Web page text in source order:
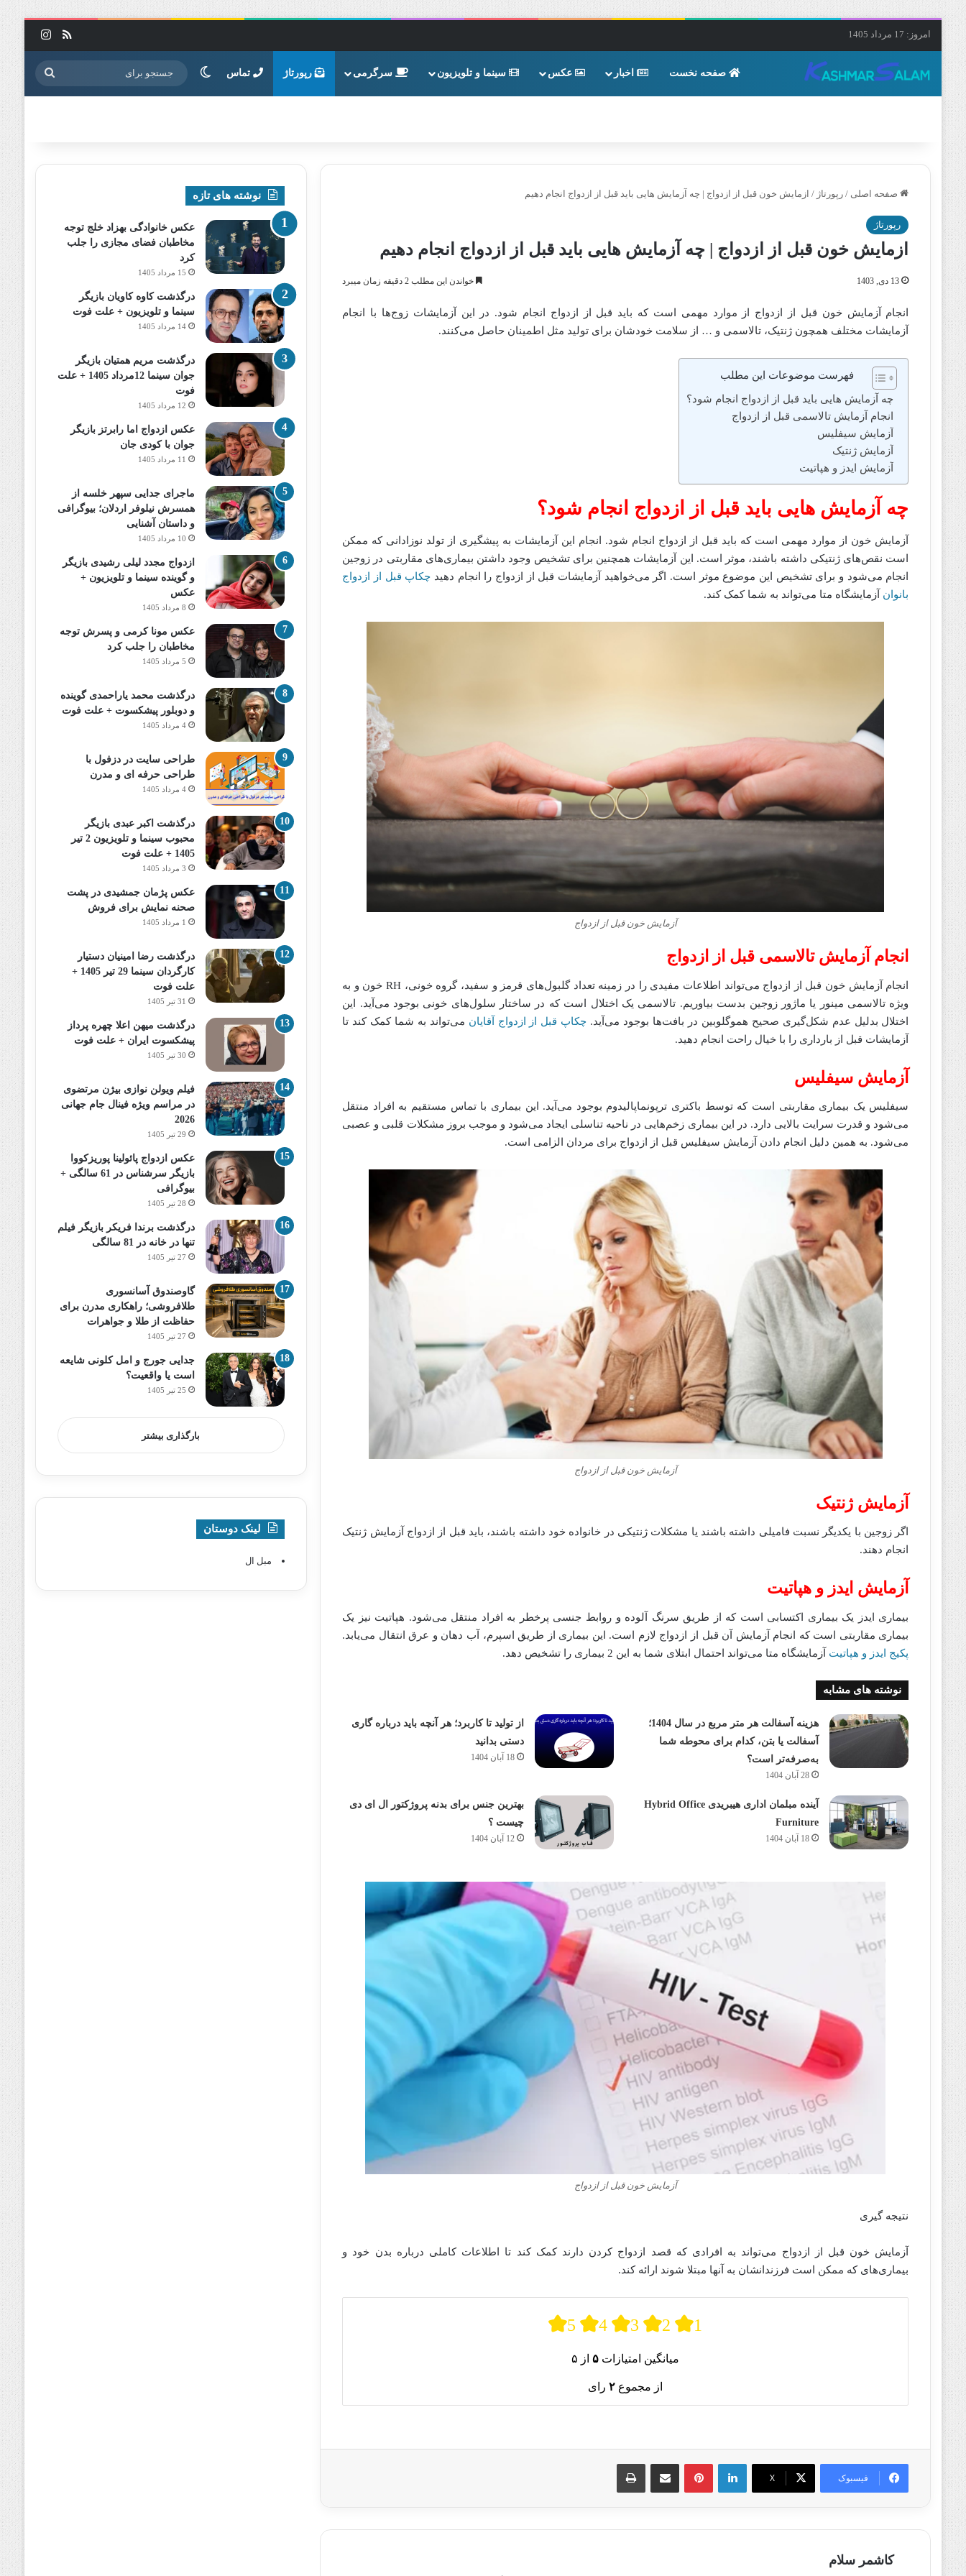
امروز: 17 مرداد 1405 خوراک
صفحه نخست اخبار عکس سینما و تلویزیون سرگرمی رپورتاژ تماس تغییر پوسته جستجو
برای
صفحه اصلی / رپورتاژ / ازمایش خون قبل از ازدواج | چه آزمایش هایی باید قبل از ازدواج انجام دهیم
رپورتاژ
ازمایش خون قبل از ازدواج | چه آزمایش هایی باید قبل از ازدواج انجام دهیم
13 دی, 1403 خواندن این مطلب 2 دقیقه زمان میبرد
انجام آزمایش خون قبل از ازدواج از موارد مهمی است که باید قبل از ازدواج انجام شود. در این آزمایشات زوج‌ها با انجام
آزمایشات مختلف همچون ژنتیک، تالاسمی و … از سلامت خودشان برای تولید مثل اطمینان حاصل می‌کنند.
فهرست موضوعات این مطلب
چه آزمایش هایی باید قبل از ازدواج انجام شود؟
انجام آزمایش تالاسمی قبل از ازدواج
آزمایش سیفلیس
آزمایش ژنتیک
آزمایش ایدز و هپاتیت
چه آزمایش هایی باید قبل از ازدواج انجام شود؟
آزمایش خون از موارد مهمی است که باید قبل از ازدواج انجام شود. انجام این آزمایشات به پیشگیری از تولد نوزادانی که ممکن
است نقص‌های ژنتیکی داشته باشند، موثر است. این آزمایشات همچنین برای تشخیص وجود داشتن بیماری‌های مقاربتی در زوجین
انجام می‌شود و برای تشخیص این موضوع موثر است. اگر می‌خواهید آزمایشات قبل از ازدواج را انجام دهید چکاپ قبل از ازدواج
بانوان آزمایشگاه متا می‌تواند به شما کمک کند.
آزمایش خون قبل از ازدواج
انجام آزمایش تالاسمی قبل از ازدواج
انجام آزمایش خون قبل از ازدواج می‌تواند اطلاعات مفیدی را در زمینه تعداد گلبول‌های قرمز و سفید، گروه خونی، RH خون و به
ویژه تالاسمی مینور یا ماژور زوجین بدست بیاوریم. تالاسمی یک اختلال است که در ساختار سلول‌های خونی بوجود می‌آید. این
اختلال بدلیل عدم شکل‌گیری صحیح هموگلوبین در بافت‌ها بوجود می‌آید. چکاپ قبل از ازدواج آقایان می‌تواند به شما کمک کند تا
آزمایشات قبل از بارداری را با خیال راحت انجام دهید.
آزمایش سیفلیس
سیفلیس یک بیماری مقاربتی است که توسط باکتری ترپونماپالیدوم بوجود می‌آید. این بیماری با تماس مستقیم به افراد منتقل
می‌شود و قدرت سرایت بالایی دارد. در این بیماری زخم‌هایی در ناحیه تناسلی ایجاد می‌شود و موجب بروز مشکلات قلبی و عصبی
می‌شود. به همین دلیل انجام دادن آزمایش سیفلیس قبل از ازدواج برای مردان الزامی است.
آزمایش خون قبل از ازدواج
آزمایش ژنتیک
اگر زوجین با یکدیگر نسبت فامیلی داشته باشند یا مشکلات ژنتیکی در خانواده خود داشته باشند، باید قبل از ازدواج آزمایش ژنتیک
انجام دهند.
آزمایش ایدز و هپاتیت
بیماری ایدز یک بیماری اکتسابی است که از طریق سرنگ آلوده و روابط جنسی پرخطر به افراد منتقل می‌شود. هپاتیت نیز یک
بیماری مقاربتی است که انجام آزمایش آن قبل از ازدواج لازم است. این بیماری از طریق اسپرم، آب دهان و عرق انتقال می‌یابد.
پکیج ایدز و هپاتیت آزمایشگاه متا می‌تواند احتمال ابتلای شما به این 2 بیماری را تشخیص دهد.
نوشته های مشابه
هزینه آسفالت هر متر مربع در سال 1404؛
آسفالت یا بتن، کدام برای محوطه شما
به‌صرفه‌تر است؟
28 آبان 1404
از تولید تا کاربرد؛ هر آنچه باید درباره گاری
دستی بدانید
18 آبان 1404
آینده مبلمان اداری هیبریدی Hybrid Office
Furniture
18 آبان 1404
بهترین جنس برای بدنه پروژکتور ال ای دی
چیست ؟
12 آبان 1404
آزمایش خون قبل از ازدواج
نتیجه گیری
آزمایش خون قبل از ازدواج می‌تواند به افرادی که قصد ازدواج کردن دارند کمک کند تا اطلاعات کاملی درباره بدن خود و
بیماری‌های که ممکن است فرزندانشان به آنها مبتلا شوند ارائه کند.
5 4 3 2 1
میانگین امتیازات ۵ از ۵
از مجموع ۲ رای
فیسبوک X
لینکدین پینترستاشتراک گذاری از طریق ایمیل چاپ
کاشمر سلام
نوشته های تازه
عکس خانوادگی بهزاد خلج توجه
مخاطبان فضای مجازی را جلب
کرد
15 مرداد 1405
درگذشت کاوه کاویان بازیگر
سینما و تلویزیون + علت فوت
14 مرداد 1405
درگذشت مریم همتیان بازیگر
جوان سینما 12مرداد 1405 + علت
فوت
12 مرداد 1405
عکس ازدواج اما رابرتز بازیگر
جوان با کودی جان
11 مرداد 1405
ماجرای جدایی سپهر خلسه از
همسرش نیلوفر اردلان؛ بیوگرافی
و داستان آشنایی
10 مرداد 1405
ازدواج مجدد لیلی رشیدی بازیگر
و گوینده سینما و تلویزیون +
عکس
8 مرداد 1405
عکس مونا کرمی و پسرش توجه
مخاطبان را جلب کرد
5 مرداد 1405
درگذشت محمد یاراحمدی گوینده
و دوبلور پیشکسوت + علت فوت
4 مرداد 1405
طراحی سایت در دزفول با
طراحی حرفه‌ ای و مدرن
4 مرداد 1405
درگذشت اکبر عبدی بازیگر
محبوب سینما و تلویزیون 2 تیر
1405 + علت فوت
3 مرداد 1405
عکس پژمان جمشیدی در پشت
صحنه نمایش برای فروش
1 مرداد 1405
درگذشت رضا امینیان دستیار
کارگردان سینما 29 تیر 1405 +
علت فوت
31 تیر 1405
درگذشت میهن اعلا چهره پرداز
پیشکسوت ایران + علت فوت
30 تیر 1405
فیلم ویولن نوازی بیژن مرتضوی
در مراسم ویژه فینال جام جهانی
2026
29 تیر 1405
عکس ازدواج پائولینا پوریزکووا
بازیگر سرشناس در 61 سالگی +
بیوگرافی
28 تیر 1405
درگذشت برندا فریکر بازیگر فیلم
تنها در خانه در 81 سالگی
27 تیر 1405
گاوصندوق آسانسوری
طلافروشی؛ راهکاری مدرن برای
حفاظت از طلا و جواهرات
27 تیر 1405
جدایی جورج و امل کلونی شایعه
است یا واقعیت؟
25 تیر 1405
بارگذاری بیشتر
لینک دوستان
مبل ال